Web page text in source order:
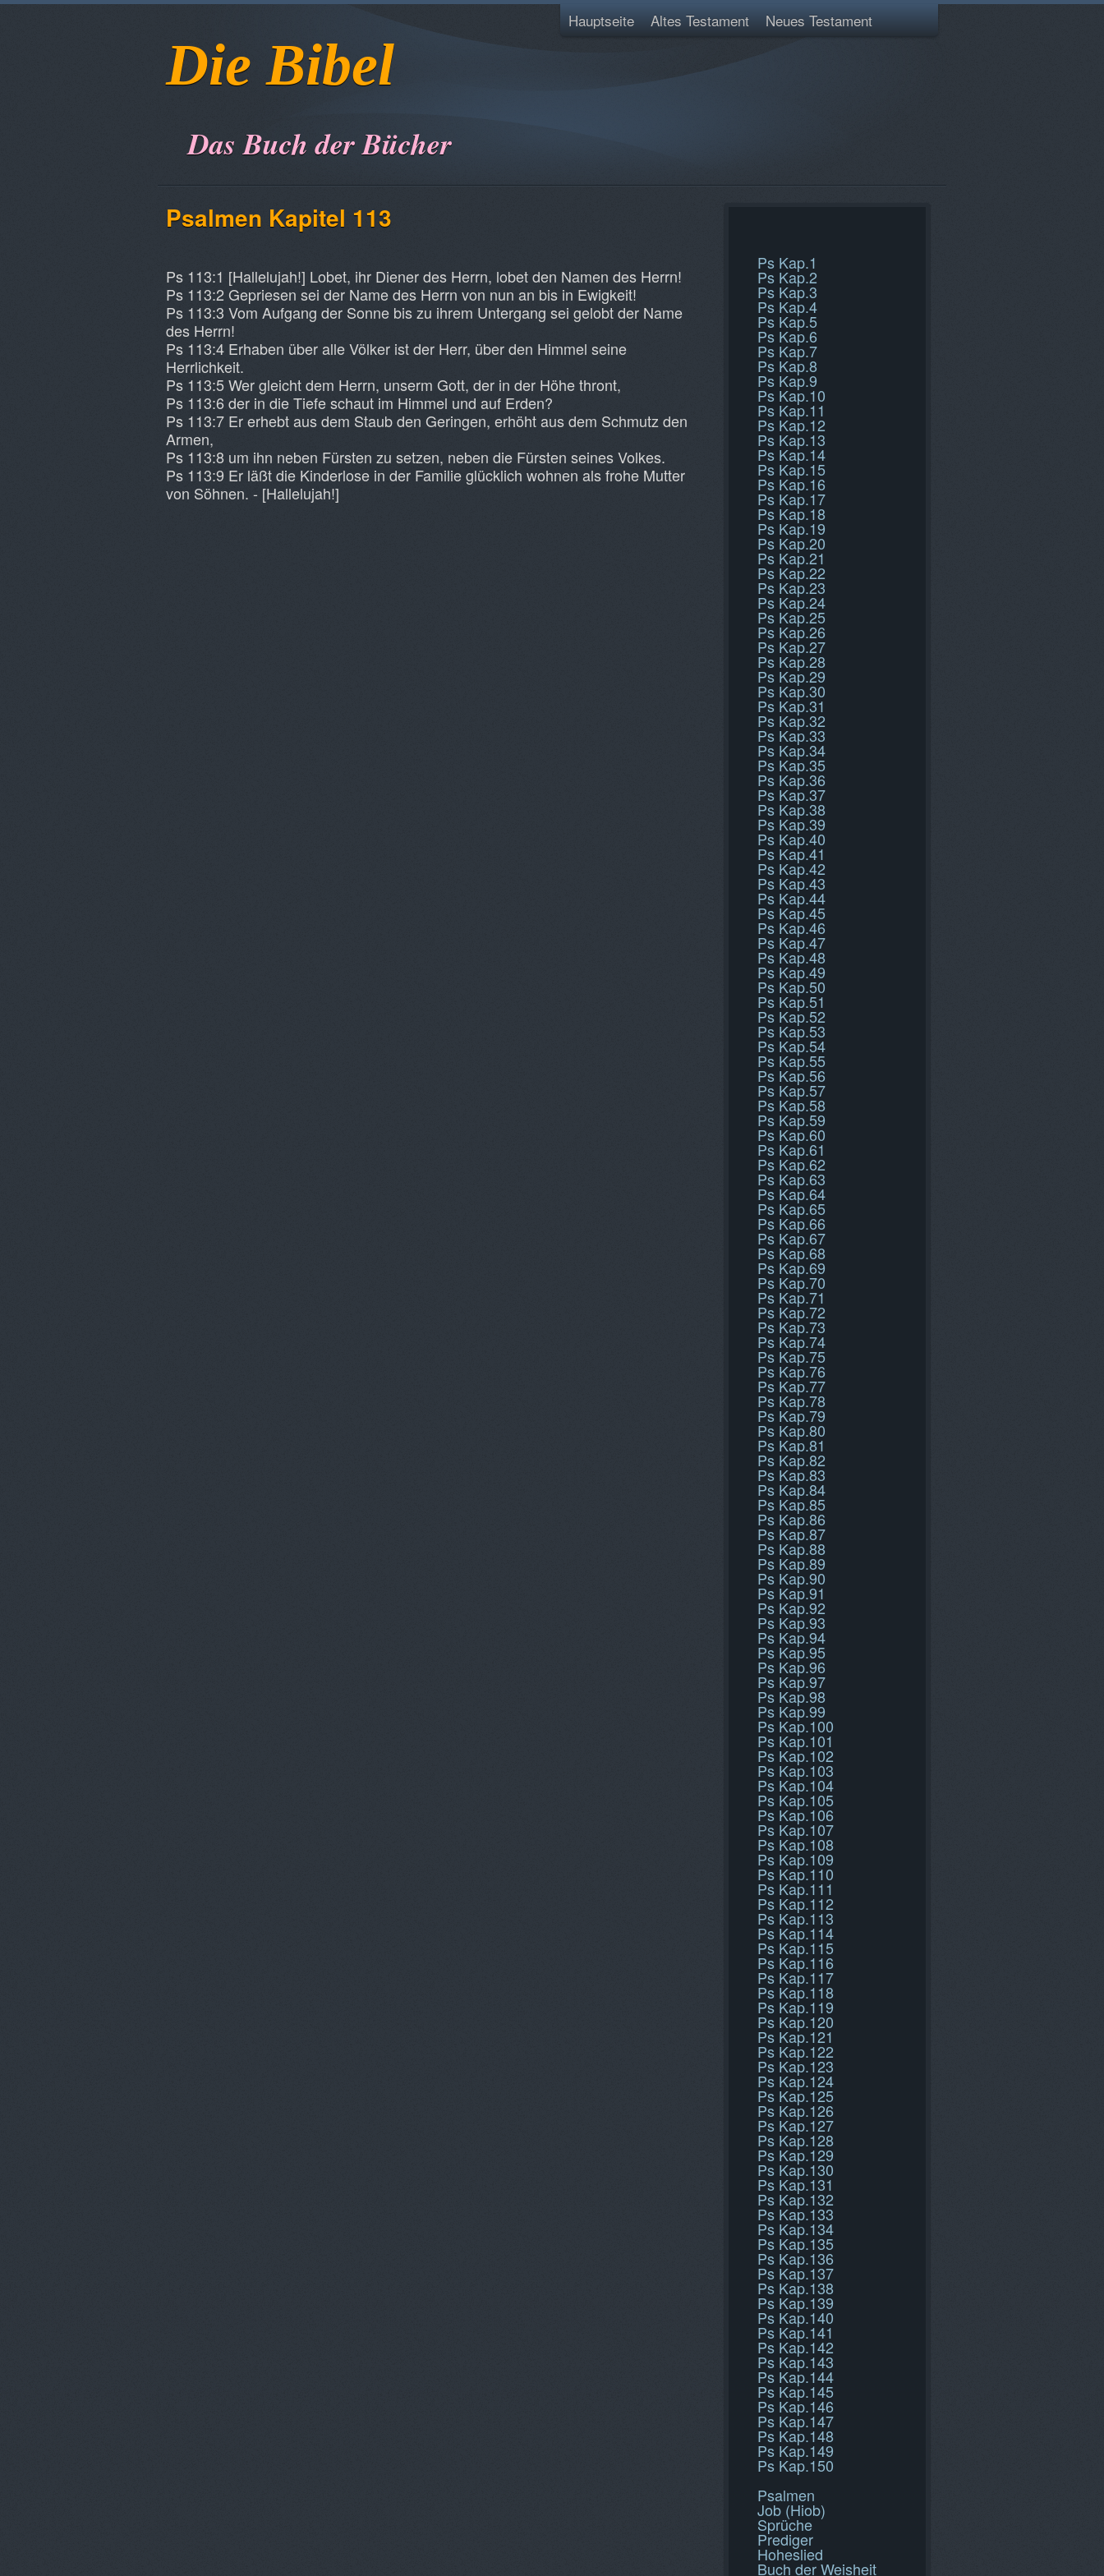
Die Bibel
Das Buch der Bücher
Hauptseite Altes Testament Neues Testament
Psalmen Kapitel 113
Ps 113:1 [Hallelujah!] Lobet, ihr Diener des Herrn, lobet den Namen des Herrn!
Ps 113:2 Gepriesen sei der Name des Herrn von nun an bis in Ewigkeit!
Ps 113:3 Vom Aufgang der Sonne bis zu ihrem Untergang sei gelobt der Name
des Herrn!
Ps 113:4 Erhaben über alle Völker ist der Herr, über den Himmel seine
Herrlichkeit.
Ps 113:5 Wer gleicht dem Herrn, unserm Gott, der in der Höhe thront,
Ps 113:6 der in die Tiefe schaut im Himmel und auf Erden?
Ps 113:7 Er erhebt aus dem Staub den Geringen, erhöht aus dem Schmutz den
Armen,
Ps 113:8 um ihn neben Fürsten zu setzen, neben die Fürsten seines Volkes.
Ps 113:9 Er läßt die Kinderlose in der Familie glücklich wohnen als frohe Mutter
von Söhnen. - [Hallelujah!]
Ps Kap.1
Ps Kap.2
Ps Kap.3
Ps Kap.4
Ps Kap.5
Ps Kap.6
Ps Kap.7
Ps Kap.8
Ps Kap.9
Ps Kap.10
Ps Kap.11
Ps Kap.12
Ps Kap.13
Ps Kap.14
Ps Kap.15
Ps Kap.16
Ps Kap.17
Ps Kap.18
Ps Kap.19
Ps Kap.20
Ps Kap.21
Ps Kap.22
Ps Kap.23
Ps Kap.24
Ps Kap.25
Ps Kap.26
Ps Kap.27
Ps Kap.28
Ps Kap.29
Ps Kap.30
Ps Kap.31
Ps Kap.32
Ps Kap.33
Ps Kap.34
Ps Kap.35
Ps Kap.36
Ps Kap.37
Ps Kap.38
Ps Kap.39
Ps Kap.40
Ps Kap.41
Ps Kap.42
Ps Kap.43
Ps Kap.44
Ps Kap.45
Ps Kap.46
Ps Kap.47
Ps Kap.48
Ps Kap.49
Ps Kap.50
Ps Kap.51
Ps Kap.52
Ps Kap.53
Ps Kap.54
Ps Kap.55
Ps Kap.56
Ps Kap.57
Ps Kap.58
Ps Kap.59
Ps Kap.60
Ps Kap.61
Ps Kap.62
Ps Kap.63
Ps Kap.64
Ps Kap.65
Ps Kap.66
Ps Kap.67
Ps Kap.68
Ps Kap.69
Ps Kap.70
Ps Kap.71
Ps Kap.72
Ps Kap.73
Ps Kap.74
Ps Kap.75
Ps Kap.76
Ps Kap.77
Ps Kap.78
Ps Kap.79
Ps Kap.80
Ps Kap.81
Ps Kap.82
Ps Kap.83
Ps Kap.84
Ps Kap.85
Ps Kap.86
Ps Kap.87
Ps Kap.88
Ps Kap.89
Ps Kap.90
Ps Kap.91
Ps Kap.92
Ps Kap.93
Ps Kap.94
Ps Kap.95
Ps Kap.96
Ps Kap.97
Ps Kap.98
Ps Kap.99
Ps Kap.100
Ps Kap.101
Ps Kap.102
Ps Kap.103
Ps Kap.104
Ps Kap.105
Ps Kap.106
Ps Kap.107
Ps Kap.108
Ps Kap.109
Ps Kap.110
Ps Kap.111
Ps Kap.112
Ps Kap.113
Ps Kap.114
Ps Kap.115
Ps Kap.116
Ps Kap.117
Ps Kap.118
Ps Kap.119
Ps Kap.120
Ps Kap.121
Ps Kap.122
Ps Kap.123
Ps Kap.124
Ps Kap.125
Ps Kap.126
Ps Kap.127
Ps Kap.128
Ps Kap.129
Ps Kap.130
Ps Kap.131
Ps Kap.132
Ps Kap.133
Ps Kap.134
Ps Kap.135
Ps Kap.136
Ps Kap.137
Ps Kap.138
Ps Kap.139
Ps Kap.140
Ps Kap.141
Ps Kap.142
Ps Kap.143
Ps Kap.144
Ps Kap.145
Ps Kap.146
Ps Kap.147
Ps Kap.148
Ps Kap.149
Ps Kap.150
Psalmen
Job (Hiob)
Sprüche
Prediger
Hoheslied
Buch der Weisheit